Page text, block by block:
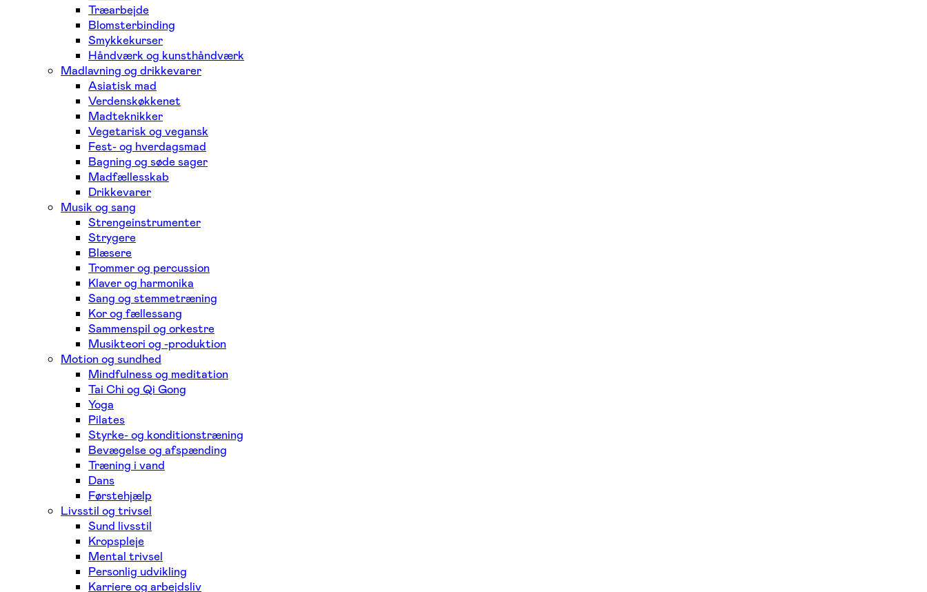
Træarbejde
Blomsterbinding
Smykkekurser
Håndværk og kunsthåndværk
Madlavning og drikkevarer
Asiatisk mad
Verdenskøkkenet
Madteknikker
Vegetarisk og vegansk
Fest- og hverdagsmad
Bagning og søde sager
Madfællesskab
Drikkevarer
Musik og sang
Strengeinstrumenter
Strygere
Blæsere
Trommer og percussion
Klaver og harmonika
Sang og stemmetræning
Kor og fællessang
Sammenspil og orkestre
Musikteori og -produktion
Motion og sundhed
Mindfulness og meditation
Tai Chi og Qi Gong
Yoga
Pilates
Styrke- og konditionstræning
Bevægelse og afspænding
Træning i vand
Dans
Førstehjælp
Livsstil og trivsel
Sund livsstil
Kropspleje
Mental trivsel
Personlig udvikling
Karriere og arbejdsliv